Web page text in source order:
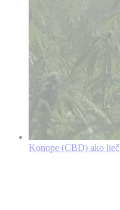
Konope (CBD) ako